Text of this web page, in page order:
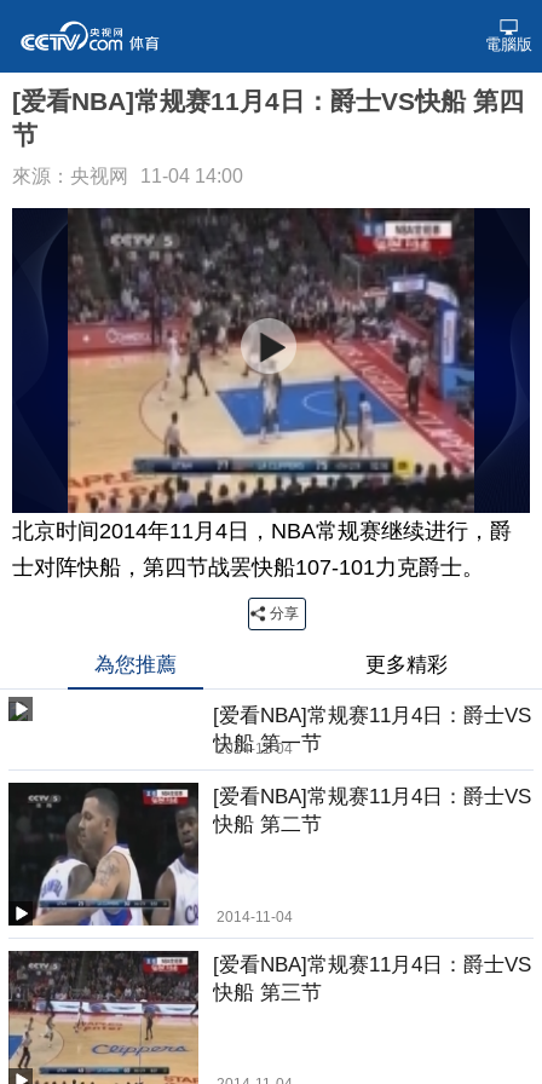
電腦版
[爱看NBA]常规赛11月4日：爵士VS快船 第四
节
來源：央视网 11-04 14:00
北京时间2014年11月4日，NBA常规赛继续进行，爵
士对阵快船，第四节战罢快船107-101力克爵士。
分享
為您推薦 更多精彩
[爱看NBA]常规赛11月4日：爵士VS
快船 第一节
2014-11-04
[爱看NBA]常规赛11月4日：爵士VS
快船 第二节
2014-11-04
[爱看NBA]常规赛11月4日：爵士VS
快船 第三节